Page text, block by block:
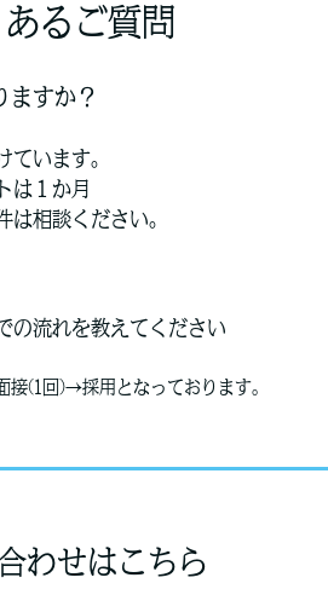
あるご質問
ますか？
ています。
は１か月
は相談ください。
の流れを教えてください
接(1回)→採用となっております。